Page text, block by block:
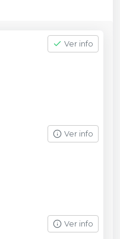
Ver info
Ver info
Ver info